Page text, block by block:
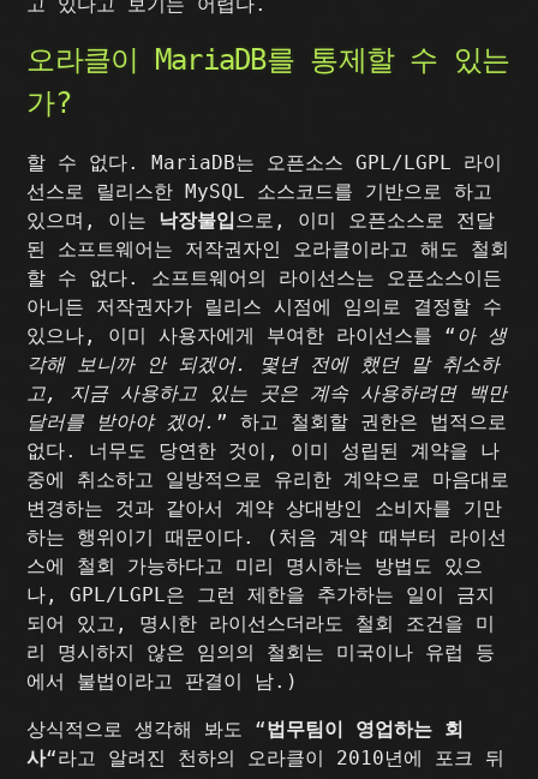
오라클이 MariaDB를 통제할 수 있는
가?
할 수 없다. MariaDB는 오픈소스 GPL/LGPL 라이
선스로 릴리스한 MySQL 소스코드를 기반으로 하고
있으며, 이는 낙장불입으로, 이미 오픈소스로 전달
된 소프트웨어는 저작권자인 오라클이라고 해도 철회
할 수 없다. 소프트웨어의 라이선스는 오픈소스이든
아니든 저작권자가 릴리스 시점에 임의로 결정할 수
있으나, 이미 사용자에게 부여한 라이선스를 “ 아 생
각해 보니까 안 되겠어. 몇년 전에 했던 말 취소하
고, 지금 사용하고 있는 곳은 계속 사용하려면 백만
달러를 받아야 겠어. ” 하고 철회할 권한은 법적으로
없다. 너무도 당연한 것이, 이미 성립된 계약을 나
중에 취소하고 일방적으로 유리한 계약으로 마음대로
변경하는 것과 같아서 계약 상대방인 소비자를 기만
하는 행위이기 때문이다. (처음 계약 때부터 라이선
스에 철회 가능하다고 미리 명시하는 방법도 있으
나, GPL/LGPL은 그런 제한을 추가하는 일이 금지
되어 있고, 명시한 라이선스더라도 철회 조건을 미
리 명시하지 않은 임의의 철회는 미국이나 유럽 등
에서 불법이라고 판결이 남.)
상식적으로 생각해 봐도 “법무팀이 영업하는 회
사“라고 알려진 천하의 오라클이 2010년에 포크 뒤